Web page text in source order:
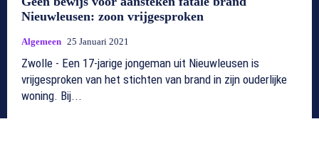
Nieuwleusen: zoon vrijgesproken
Algemeen 25 Januari 2021
Zwolle - Een 17-jarige jongeman uit Nieuwleusen is
vrijgesproken van het stichten van brand in zijn ouderlijke
woning. Bij...